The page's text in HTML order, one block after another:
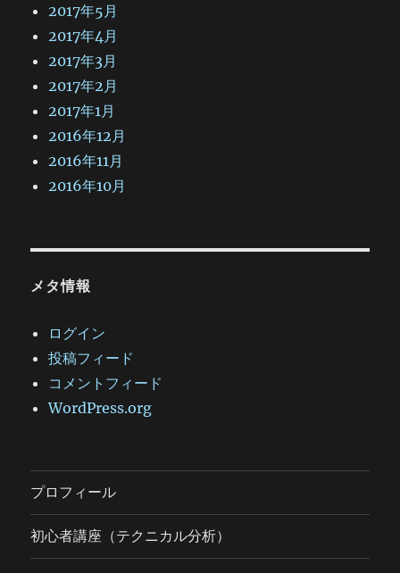
2017年5月
2017年4月
2017年3月
2017年2月
2017年1月
2016年12月
2016年11月
2016年10月
メタ情報
ログイン
投稿フィード
コメントフィード
WordPress.org
プロフィール
初心者講座（テクニカル分析）